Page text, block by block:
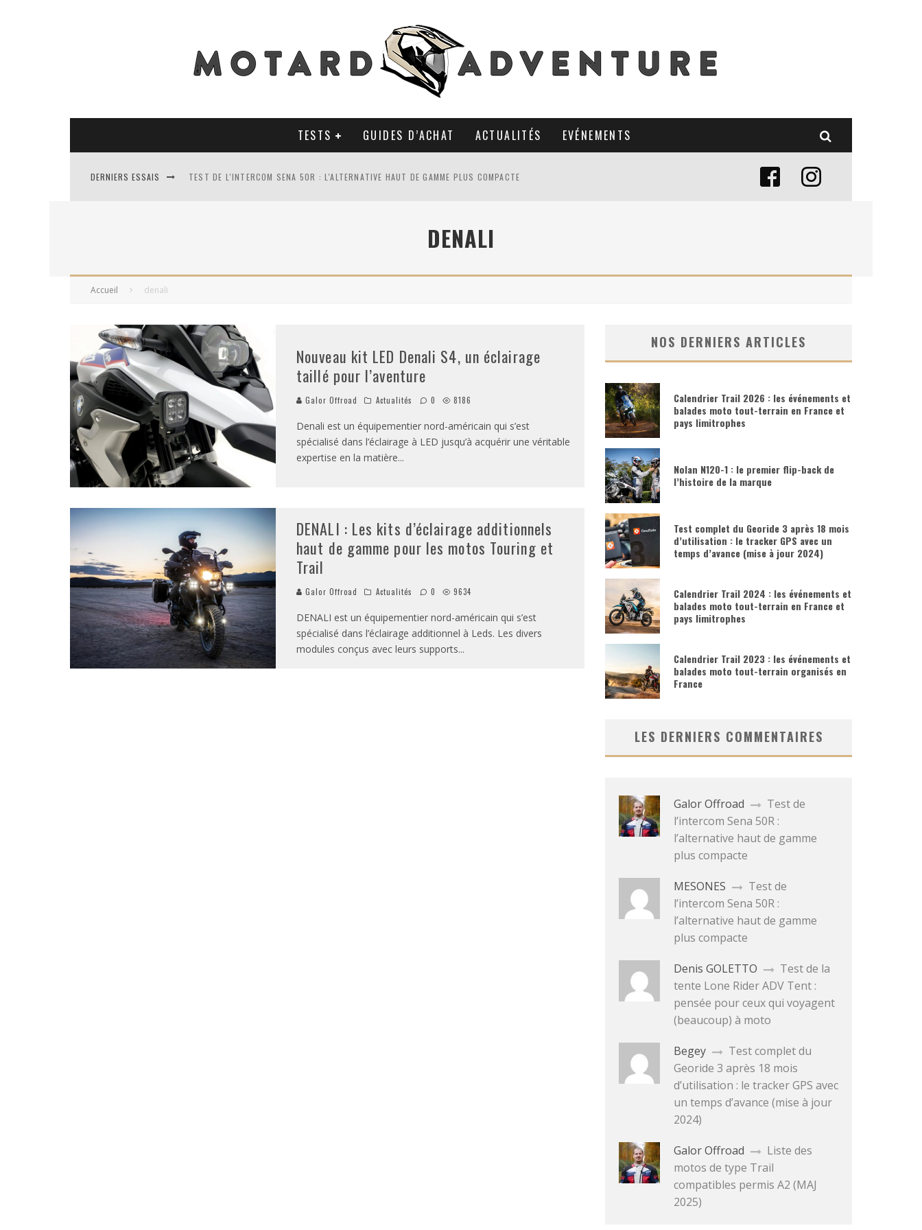
TESTS GUIDES D’ACHAT ACTUALITÉS EVÉNEMENTS
DERNIERS ESSAIS TEST DE L'INTERCOM SENA 50R : L'ALTERNATIVE HAUT DE GAMME PLUS COMPACTE
TEST DES RACER MAVIS 2 : LA POLYVALENCE DE GANTS MI-CUIR MI-SAISON
DENALI
Accueil denali
Nouveau kit LED Denali S4, un éclairage
taillé pour l’aventure
Galor Offroad Actualités 0 8186
Denali est un équipementier nord-américain qui s’est
spécialisé dans l’éclairage à LED jusqu’à acquérir une véritable
expertise en la matière...
DENALI : Les kits d’éclairage additionnels
haut de gamme pour les motos Touring et
Trail
Galor Offroad Actualités 0 9634
DENALI est un équipementier nord-américain qui s’est
spécialisé dans l’éclairage additionnel à Leds. Les divers
modules conçus avec leurs supports...
NOS DERNIERS ARTICLES
Calendrier Trail 2026 : les événements et
balades moto tout-terrain en France et
pays limitrophes
Nolan N120-1 : le premier flip-back de
l’histoire de la marque
Test complet du Georide 3 après 18 mois
d’utilisation : le tracker GPS avec un
temps d’avance (mise à jour 2024)
Calendrier Trail 2024 : les événements et
balades moto tout-terrain en France et
pays limitrophes
Calendrier Trail 2023 : les événements et
balades moto tout-terrain organisés en
France
LES DERNIERS COMMENTAIRES
Galor Offroad
Test de
l’intercom Sena 50R :
l’alternative haut de gamme
plus compacte
MESONES
Test de
l’intercom Sena 50R :
l’alternative haut de gamme
plus compacte
Denis GOLETTO
Test de la
tente Lone Rider ADV Tent :
pensée pour ceux qui voyagent
(beaucoup) à moto
Begey
Test complet du
Georide 3 après 18 mois
d’utilisation : le tracker GPS avec
un temps d’avance (mise à jour
2024)
Galor Offroad
Liste des
motos de type Trail
compatibles permis A2 (MAJ
2025)